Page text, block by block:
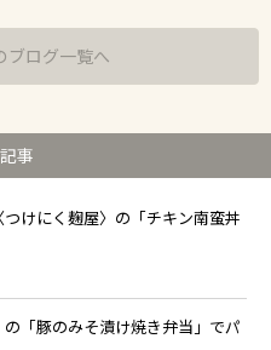
ブログ一覧へ
事
けにく麹屋〉の「チキン南蛮丼
「豚のみそ漬け焼き弁当」でパ